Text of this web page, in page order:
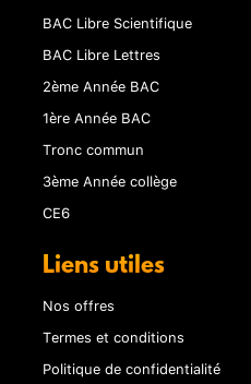
BAC Libre Scientifique
BAC Libre Lettres
2ème Année BAC
1ère Année BAC
Tronc commun
3ème Année collège
CE6
Liens utiles
Nos offres
Termes et conditions
Politique de confidentialité